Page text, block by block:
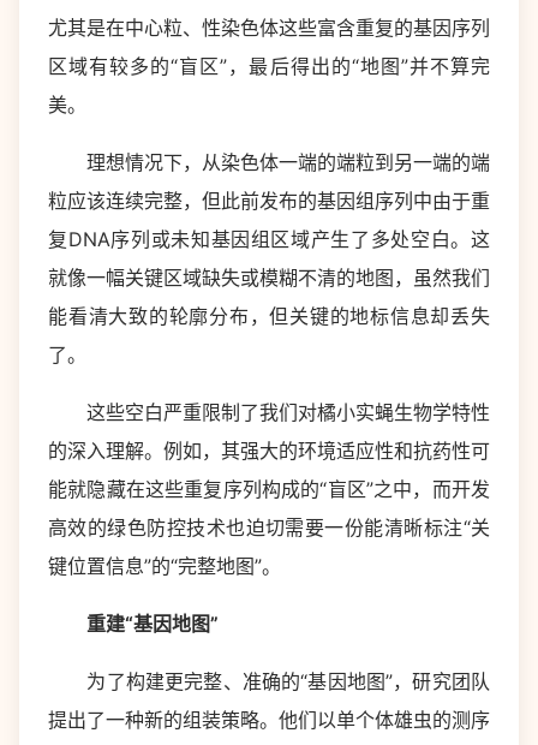
尤其是在中心粒、性染色体这些富含重复的基因序列
区域有较多的“盲区”，最后得出的“地图”并不算完
美。
理想情况下，从染色体一端的端粒到另一端的端
粒应该连续完整，但此前发布的基因组序列中由于重
复DNA序列或未知基因组区域产生了多处空白。这
就像一幅关键区域缺失或模糊不清的地图，虽然我们
能看清大致的轮廓分布，但关键的地标信息却丢失
了。
这些空白严重限制了我们对橘小实蝇生物学特性
的深入理解。例如，其强大的环境适应性和抗药性可
能就隐藏在这些重复序列构成的“盲区”之中，而开发
高效的绿色防控技术也迫切需要一份能清晰标注“关
键位置信息”的“完整地图”。
重建“基因地图”
为了构建更完整、准确的“基因地图”，研究团队
提出了一种新的组装策略。他们以单个体雄虫的测序